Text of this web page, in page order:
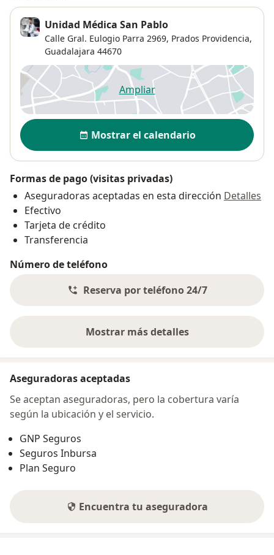
Unidad Médica San Pablo
Calle Gral. Eulogio Parra 2969, Prados Providencia,
Guadalajara 44670
Ampliarse abre en una nueva
Disponibilidad
Mostrar el calendario
Formas de pago (visitas privadas)
Aseguradoras aceptadas en esta dirección Detalles
Efectivo
Tarjeta de crédito
Transferencia
Número de teléfono
Reserva por teléfono 24/7
Mostrar más detalles
sobre la dirección
Aseguradoras aceptadas
Se aceptan aseguradoras, pero la cobertura varía
según la ubicación y el servicio.
GNP Seguros
Seguros Inbursa
Plan Seguro
Encuentra tu aseguradora